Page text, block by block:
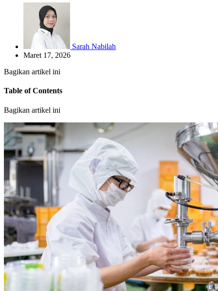
Sarah Nabilah
Maret 17, 2026
Bagikan artikel ini
Table of Contents
Bagikan artikel ini